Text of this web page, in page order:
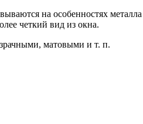
на особенностях
четкий вид из окна.
матовыми и т. п.